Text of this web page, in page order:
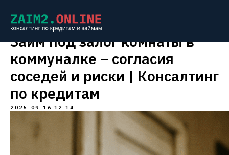
Займ под залог комнаты в
коммуналке – согласия
соседей и риски | Консалтинг
по кредитам
2025-09-16 12:14